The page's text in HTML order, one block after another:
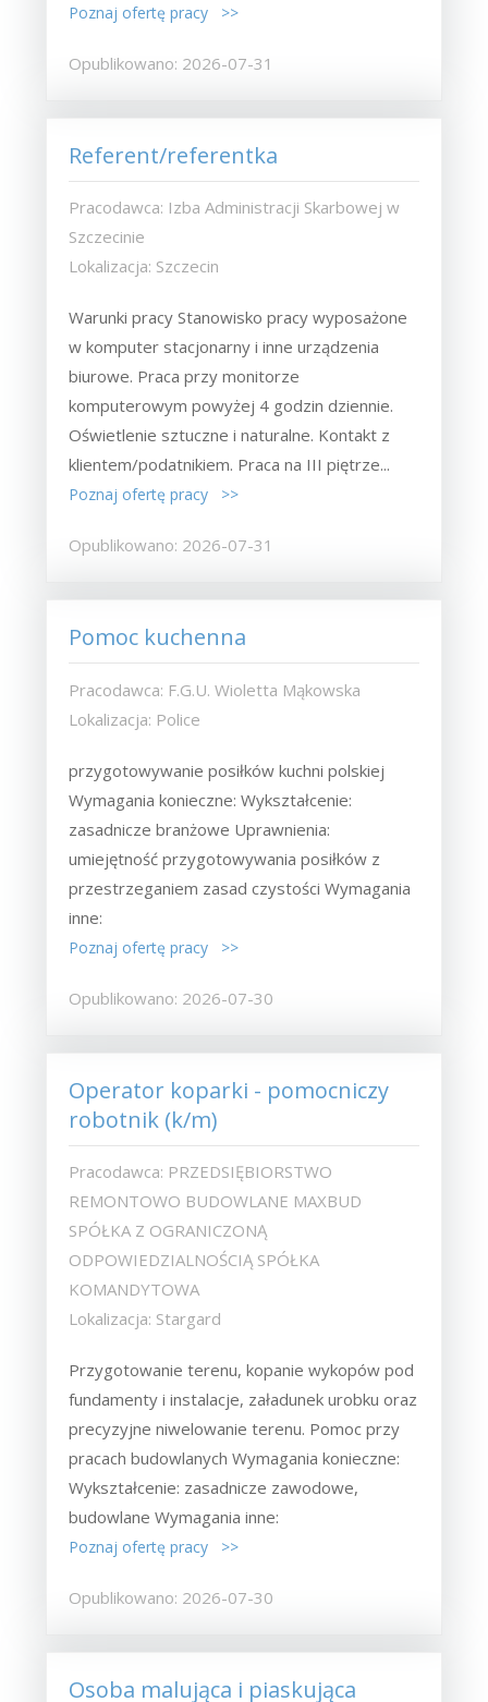
Poznaj ofertę pracy >>
Opublikowano: 2026-07-31
Referent/referentka
Pracodawca: Izba Administracji Skarbowej w
Szczecinie
Lokalizacja: Szczecin
Warunki pracy Stanowisko pracy wyposażone
w komputer stacjonarny i inne urządzenia
biurowe. Praca przy monitorze
komputerowym powyżej 4 godzin dziennie.
Oświetlenie sztuczne i naturalne. Kontakt z
klientem/podatnikiem. Praca na III piętrze...
Poznaj ofertę pracy >>
Opublikowano: 2026-07-31
Pomoc kuchenna
Pracodawca: F.G.U. Wioletta Mąkowska
Lokalizacja: Police
przygotowywanie posiłków kuchni polskiej
Wymagania konieczne: Wykształcenie:
zasadnicze branżowe Uprawnienia:
umiejętność przygotowywania posiłków z
przestrzeganiem zasad czystości Wymagania
inne:
Poznaj ofertę pracy >>
Opublikowano: 2026-07-30
Operator koparki - pomocniczy
robotnik (k/m)
Pracodawca: PRZEDSIĘBIORSTWO
REMONTOWO BUDOWLANE MAXBUD
SPÓŁKA Z OGRANICZONĄ
ODPOWIEDZIALNOŚCIĄ SPÓŁKA
KOMANDYTOWA
Lokalizacja: Stargard
Przygotowanie terenu, kopanie wykopów pod
fundamenty i instalacje, załadunek urobku oraz
precyzyjne niwelowanie terenu. Pomoc przy
pracach budowlanych Wymagania konieczne:
Wykształcenie: zasadnicze zawodowe,
budowlane Wymagania inne:
Poznaj ofertę pracy >>
Opublikowano: 2026-07-30
Osoba malująca i piaskująca